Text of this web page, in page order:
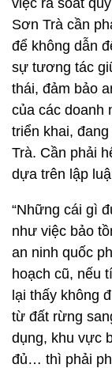
việc rà soát
Sơn Trà cần
để không dẫn
sự tương tác
thái, đảm bảo
của các doanh
triển khai,
Trà. Cần phải
dựa trên lập
“Những cái gì
như việc bảo
an ninh quốc
hoạch cũ, nếu
lại thấy không
từ đất rừng
dụng, khu vực
đủ… thì phải